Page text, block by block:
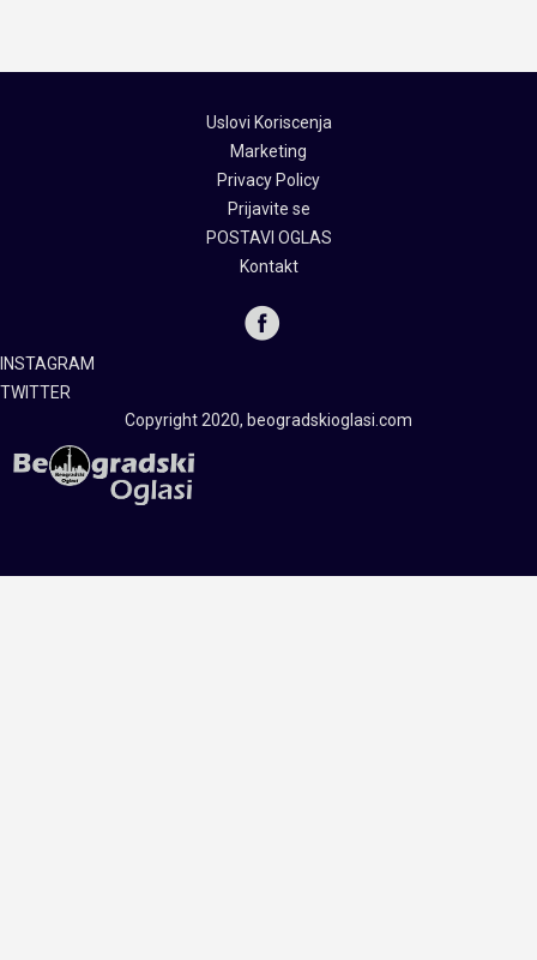
Uslovi Koriscenja
Marketing
Privacy Policy
Prijavite se
POSTAVI OGLAS
Kontakt
INSTAGRAM
TWITTER
Copyright 2020, beogradskioglasi.com